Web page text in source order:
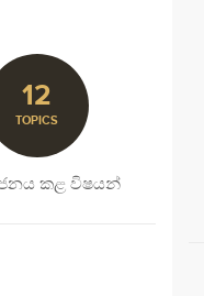
12
TOPICS
කළ විෂයන්